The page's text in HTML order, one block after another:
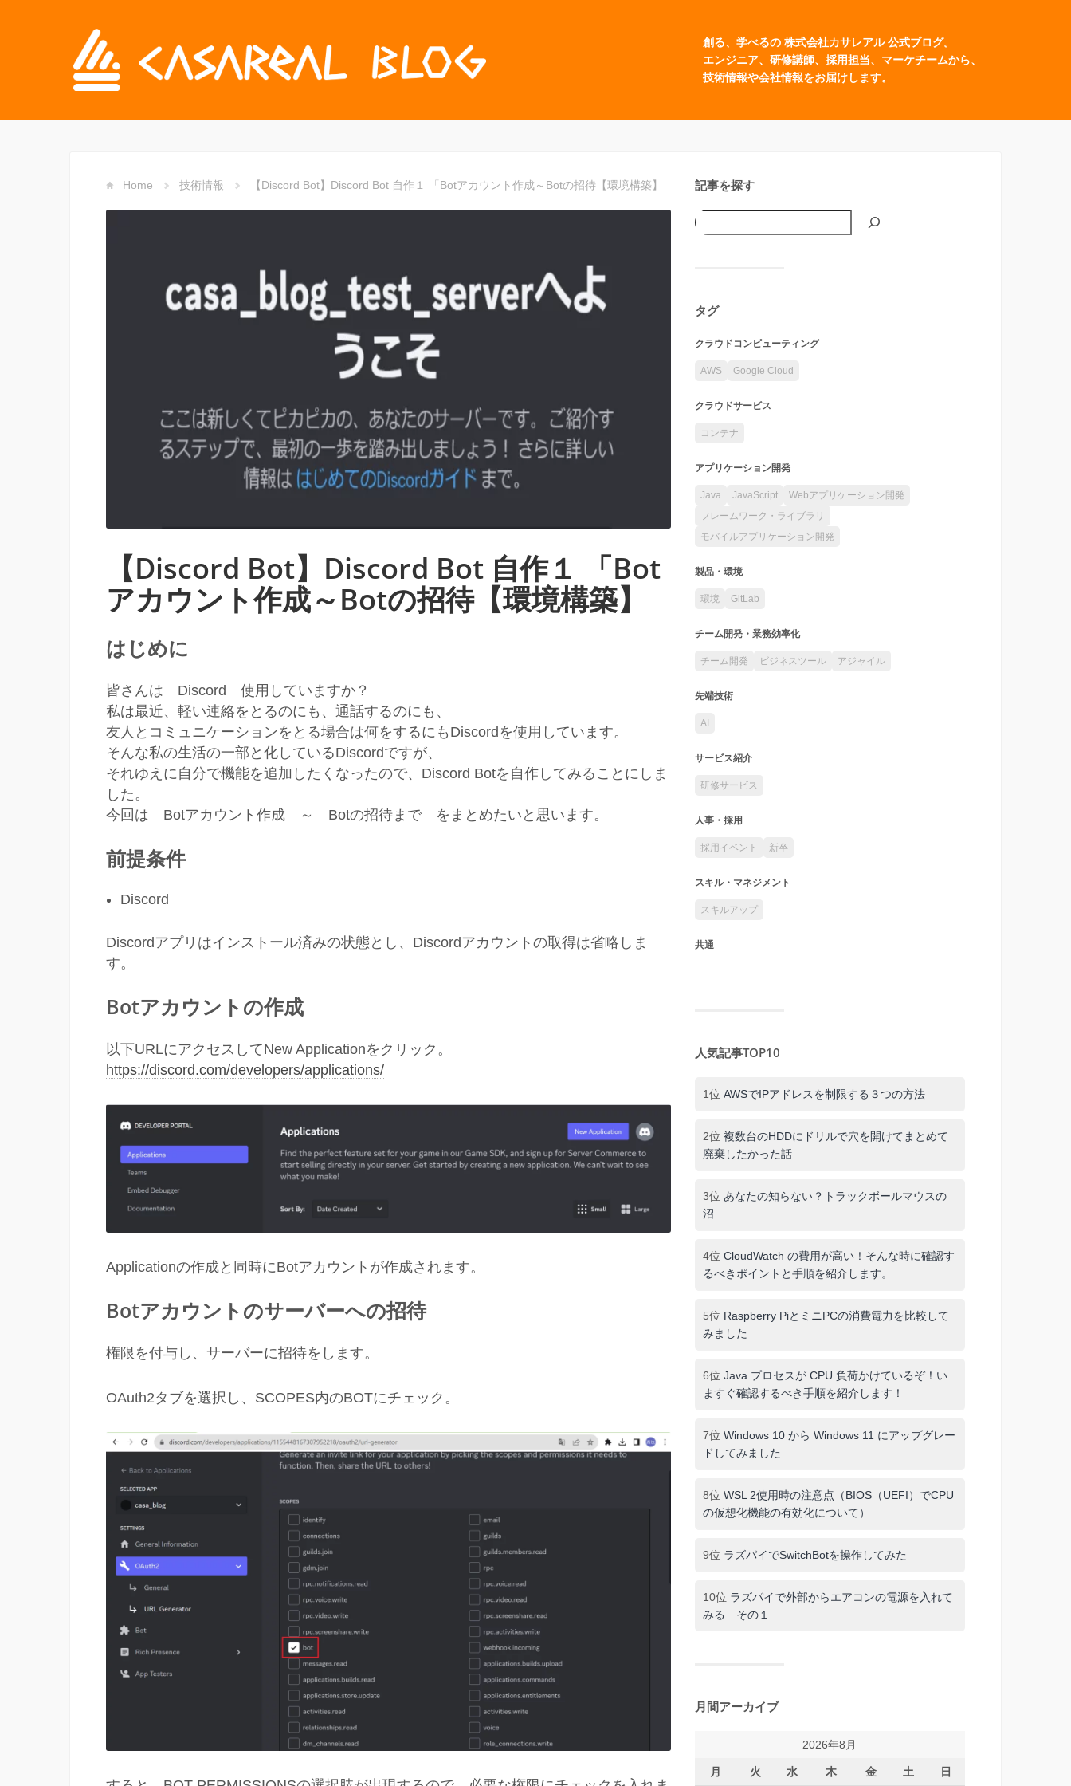
創る、学べるの 株式会社カサレアル 公式ブログ。
エンジニア、研修講師、採用担当、マーケチームから、
技術情報や会社情報をお届けします。
Home 技術情報 【Discord Bot】Discord Bot 自作１ 「Botアカウント作成～Botの招待【環境構築】
【Discord Bot】Discord Bot 自作１ 「Bot
アカウント作成～Botの招待【環境構築】
はじめに
皆さんは Discord 使用していますか？
私は最近、軽い連絡をとるのにも、通話するのにも、
友人とコミュニケーションをとる場合は何をするにもDiscordを使用しています。
そんな私の生活の一部と化しているDiscordですが、
それゆえに自分で機能を追加したくなったので、Discord Botを自作してみることにしま
した。
今回は Botアカウント作成 ～ Botの招待まで をまとめたいと思います。
前提条件
Discord
Discordアプリはインストール済みの状態とし、Discordアカウントの取得は省略しま
す。
Botアカウントの作成
以下URLにアクセスしてNew Applicationをクリック。
https://discord.com/developers/applications/
Applicationの作成と同時にBotアカウントが作成されます。
Botアカウントのサーバーへの招待
権限を付与し、サーバーに招待をします。
OAuth2タブを選択し、SCOPES内のBOTにチェック。
記事を探す
タグ
クラウドコンピューティング
AWS Google Cloud
クラウドサービス
コンテナ
アプリケーション開発
Java JavaScript
Webアプリケーション開発
フレームワーク・ライブラリ
モバイルアプリケーション開発
製品・環境
環境 GitLab
チーム開発・業務効率化
チーム開発 ビジネスツール アジャイル
先端技術
AI
サービス紹介
研修サービス
人事・採用
採用イベント 新卒
スキル・マネジメント
スキルアップ
共通
人気記事TOP10
1位 AWSでIPアドレスを制限する３つの方法
2位 複数台のHDDにドリルで穴を開けてまとめて
廃棄したかった話
3位 あなたの知らない？トラックボールマウスの
沼
4位 CloudWatch の費用が高い！そんな時に確認す
るべきポイントと手順を紹介します。
5位 Raspberry PiとミニPCの消費電力を比較して
みました
6位 Java プロセスが CPU 負荷かけているぞ！い
ますぐ確認するべき手順を紹介します！
7位 Windows 10 から Windows 11 にアップグレー
ドしてみました
8位 WSL 2使用時の注意点（BIOS（UEFI）でCPU
の仮想化機能の有効化について）
9位 ラズパイでSwitchBotを操作してみた
10位 ラズパイで外部からエアコンの電源を入れて
みる その１
月間アーカイブ
2026年8月
月 火 水 木 金 土 日